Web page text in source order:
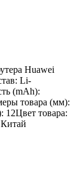
Huawei
Li-
(mAh):
товара (мм):
12Цвет товара: